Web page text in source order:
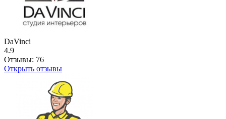
DaVinci
4.9
Отзывы: 76
Открыть отзывы